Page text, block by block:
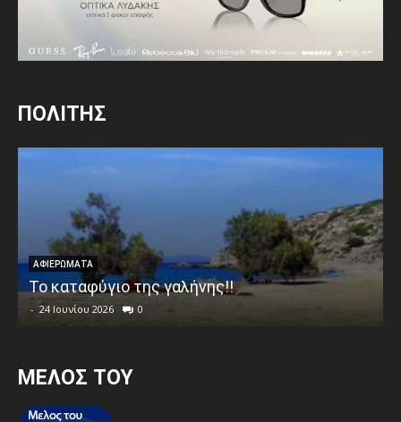
ΠΟΛΙΤΗΣ
ΑΦΙΕΡΩΜΑΤΑ
Το καταφύγιο της γαλήνης!!
- 24 Ιουνίου 2026 0
MEΛΟΣ ΤΟΥ